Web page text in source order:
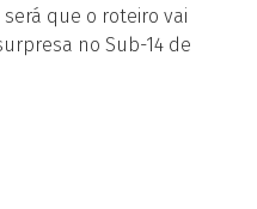
que o roteiro vai
no Sub-14 de